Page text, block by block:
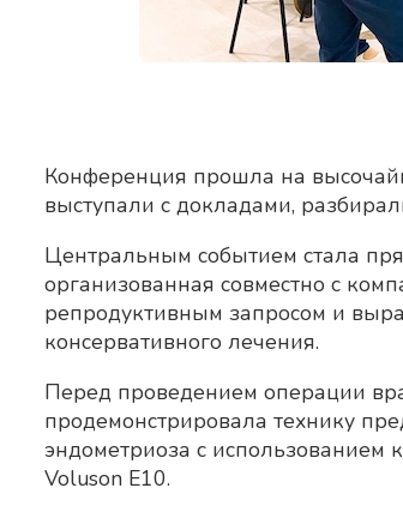
Конференция прошла на
выступали с докладами,
Центральным событием стала
организованная совместно с
репродуктивным запросом и
консервативного лечения.
Перед проведением операции
продемонстрировала технику
эндометриоза с использованием
Voluson E10.